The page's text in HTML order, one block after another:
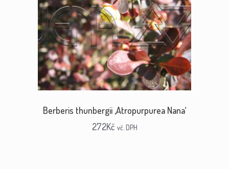
Berberis thunbergii ‚Atropurpurea Nana‘
272Kč vč. DPH